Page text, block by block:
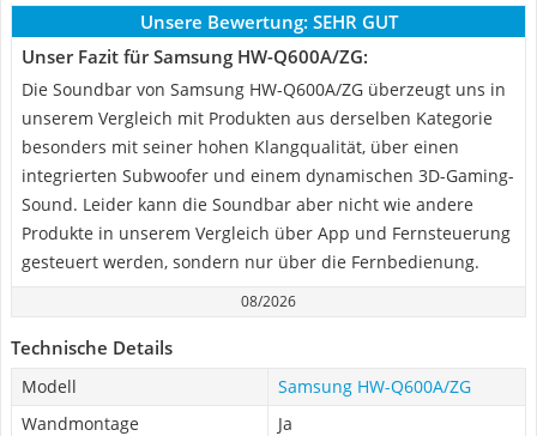
Unsere Bewertung: SEHR GUT
Unser Fazit für Samsung HW-Q600A/ZG:
Die Soundbar von Samsung HW-Q600A/ZG überzeugt uns in
unserem Vergleich mit Produkten aus derselben Kategorie
besonders mit seiner hohen Klangqualität, über einen
integrierten Subwoofer und einem dynamischen 3D-Gaming-
Sound. Leider kann die Soundbar aber nicht wie andere
Produkte in unserem Vergleich über App und Fernsteuerung
gesteuert werden, sondern nur über die Fernbedienung.
08/2026
Technische Details
Modell
Samsung HW-Q600A/ZG
Wandmontage
Ja